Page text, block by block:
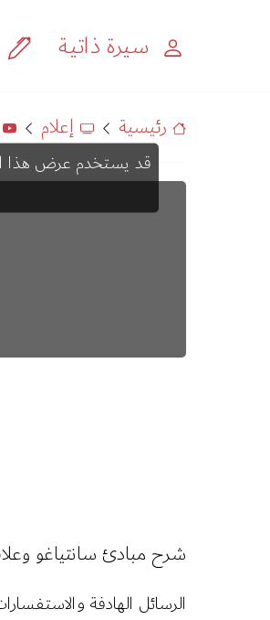
سيرة ذاتية
رئيسية إعلام
شرح مبادئ سانتياغو
الرسائل الهادفة